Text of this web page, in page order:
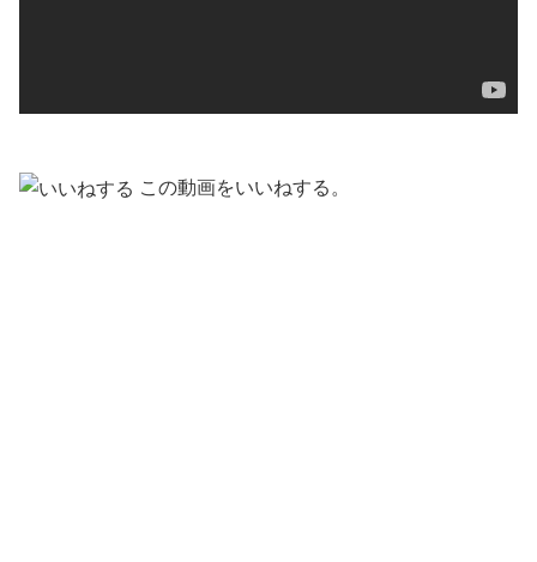
この動画をいいねする。